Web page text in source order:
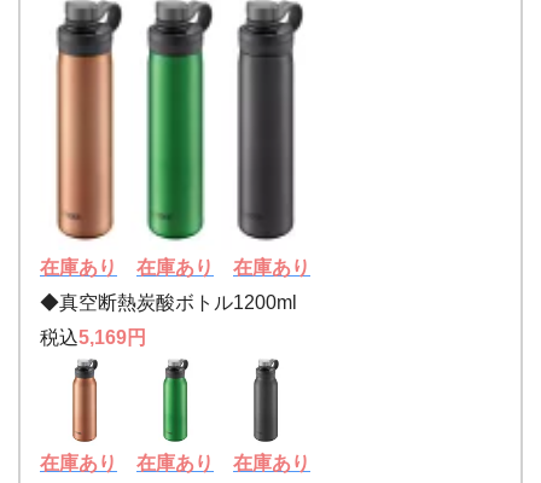
在庫あり 在庫あり
在庫あり
◆真空断熱炭酸ボトル1200ml
税込5,169円
在庫あり 在庫あり
在庫あり